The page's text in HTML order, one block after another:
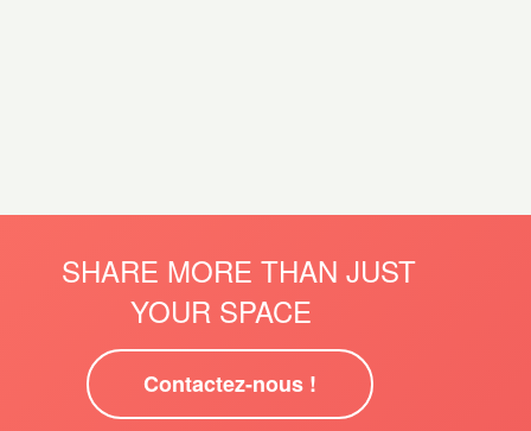
SHARE MORE THAN JUST
YOUR SPACE
Contactez-nous !